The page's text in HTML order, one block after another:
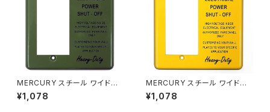
MERCURY スチール ワイドス
イッチプレート カーキ
¥1,078
MERCURY スチール ワイドス
イッチプレート マスタード
¥1,078